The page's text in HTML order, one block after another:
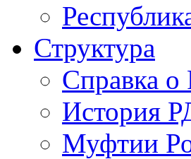
Структура
Справка
История
Муфтии